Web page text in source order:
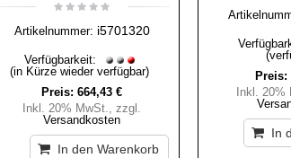
Artikelnummer: i5701320
Verfügbarkeit:
(in Kürze wieder verfügbar)
Preis: 664,43 €
Inkl. 20% MwSt.,zzgl.
Versandkosten
In den Warenkorb
Preis:
Inkl. 20%
In